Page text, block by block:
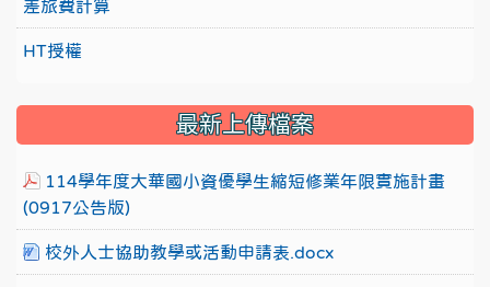
差旅費計算
HT授權
最新上傳檔案
114學年度大華國小資優學生縮短修業年限實施計畫
(0917公告版)
校外人士協助教學或活動申請表.docx